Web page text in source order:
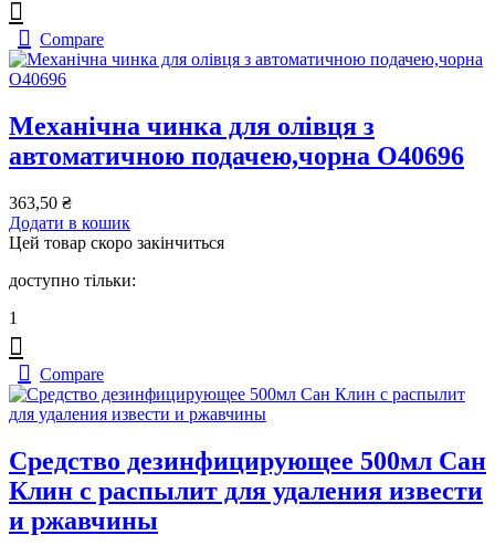
Compare
Механічна чинка для олівця з
автоматичною подачею,чорна O40696
363,50 ₴
Додати в кошик
Цей товар скоро закінчиться
доступно тільки:
1
Compare
Средство дезинфицирующее 500мл Сан
Клин с распылит для удаления извести
и ржавчины